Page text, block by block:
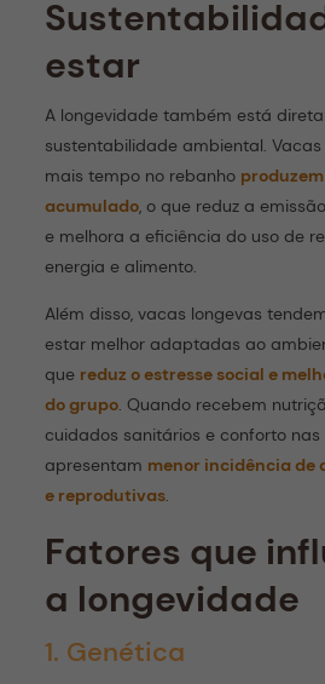
estar
A longevidade também está
sustentabilidade ambiental.
mais tempo no rebanho
acumulado, o que reduz a
e melhora a eficiência do uso de
energia e alimento.
Além disso, vacas longevas
estar melhor adaptadas ao
que reduz o estresse social e
do grupo. Quando recebem
cuidados sanitários e conforto nas
apresentam menor incidência de
e reprodutivas.
Fatores que
a longevidade
1. Genética